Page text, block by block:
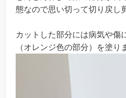
態なので思い切って切り戻し
カットした部分には病気や傷
（オレンジ色の部分）を塗り